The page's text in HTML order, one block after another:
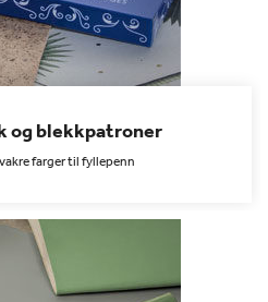
og blekkpatroner
farger til fyllepenn